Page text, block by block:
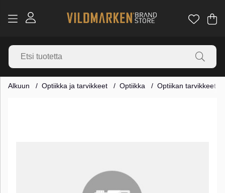
.
Alkuun Optiikka ja tarvikkeet Optiikka Optiikan tarvikkeet